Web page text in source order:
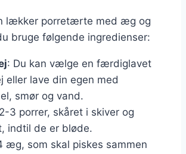
lækker porretærte med æg og
bruge følgende ingredienser:
: Du kan vælge en færdiglavet
lave din egen med
smør og vand.
3 porrer, skåret i skiver og
indtil de er bløde.
æg, som skal piskes sammen